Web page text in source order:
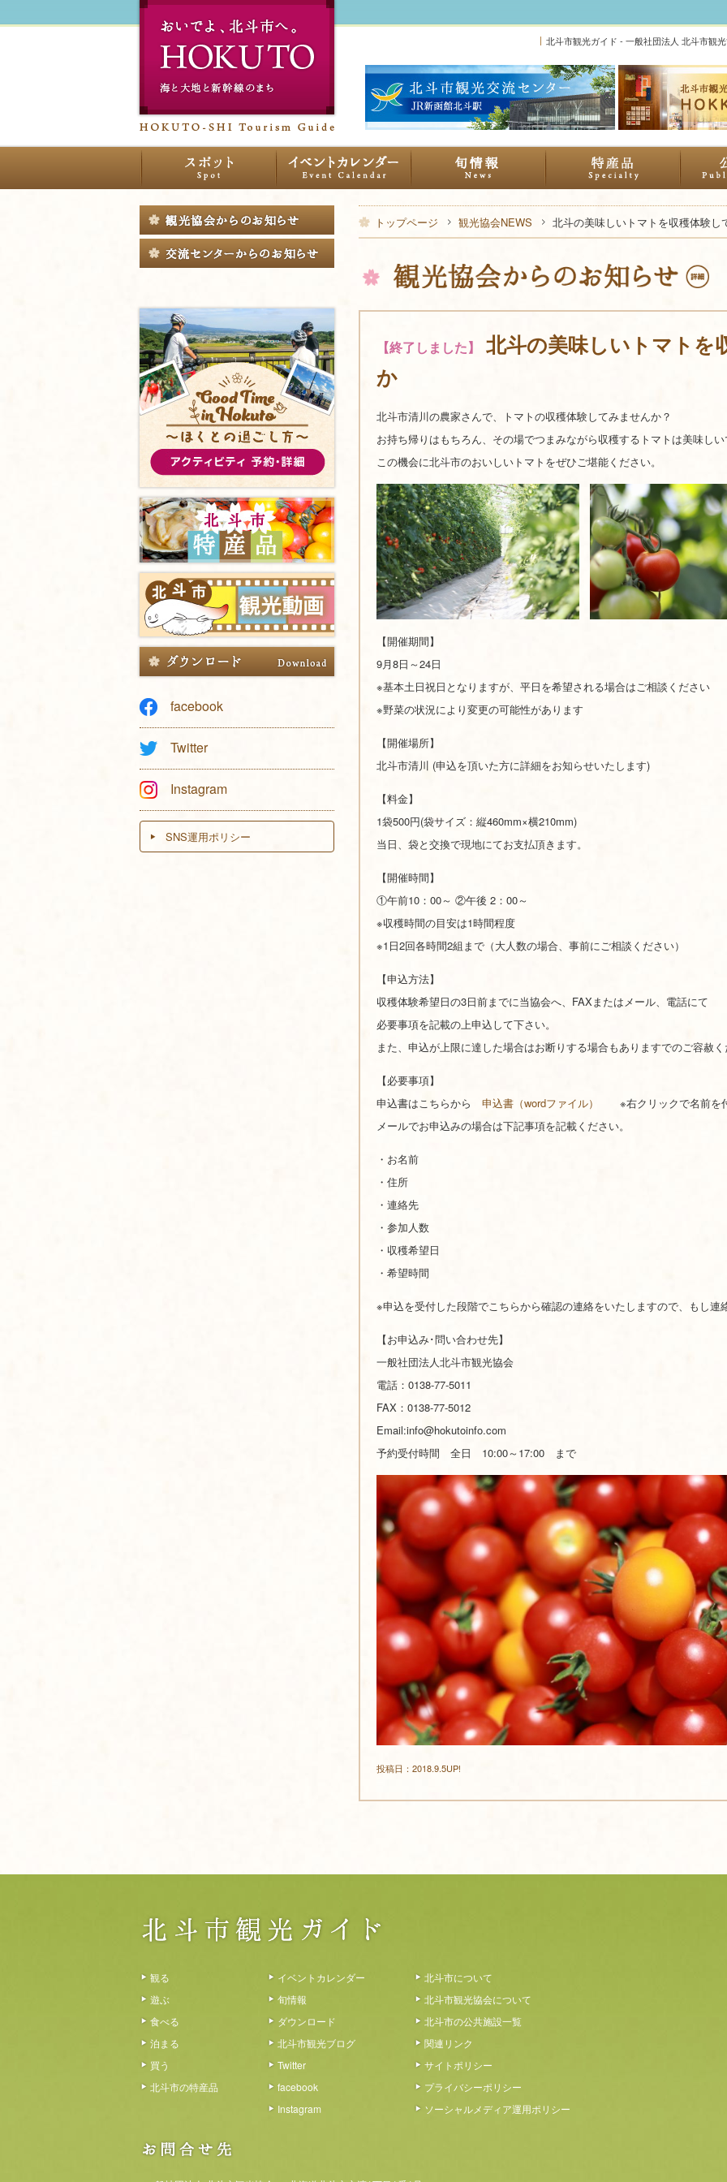
北斗市観光ガイド - 一般社団法人 北斗市観
トップページ 観光協会NEWS 北斗の美味しいトマトを収穫体験し
【終了しました】
北斗の美味しいトマトを
か
北斗市清川の農家さんで、トマトの収穫体験してみませんか？
お持ち帰りはもちろん、その場でつまみながら収穫するトマトは美味し
この機会に北斗市のおいしいトマトをぜひご堪能ください。
【開催期間】
9月8日～24日
※基本土日祝日となりますが、平日を希望される場合はご相談ください
※野菜の状況により変更の可能性があります
【開催場所】
北斗市清川 (申込を頂いた方に詳細をお知らせいたします)
【料金】
1袋500円(袋サイズ：縦460mm×横210mm)
当日、袋と交換で現地にてお支払頂きます。
【開催時間】
①午前10：00～ ②午後 2：00～
※収穫時間の目安は1時間程度
※1日2回各時間2組まで（大人数の場合、事前にご相談ください）
【申込方法】
収穫体験希望日の3日前までに当協会へ、FAXまたはメール、電話にて
必要事項を記載の上申込して下さい。
また、申込が上限に達した場合はお断りする場合もありますでのご容赦
【必要事項】
申込書はこちらから 申込書（wordファイル）
※右クリックで名前を
メールでお申込みの場合は下記事項を記載ください。
・お名前
・住所
・連絡先
・参加人数
・収穫希望日
・希望時間
※申込を受付した段階でこちらから確認の連絡をいたしますので、もし連
【お申込み･問い合わせ先】
一般社団法人北斗市観光協会
電話：0138-77-5011
FAX：0138-77-5012
Email:info@hokutoinfo.com
予約受付時間 全日 10:00～17:00 まで
投稿日：2018.9.5UP!
facebook
Twitter
Instagram
SNS運用ポリシー
観る
遊ぶ
食べる
泊まる
買う
北斗市の特産品
イベントカレンダー
旬情報
ダウンロード
北斗市観光ブログ
Twitter
facebook
Instagram
北斗市について
北斗市観光協会について
北斗市の公共施設一覧
関連リンク
サイトポリシー
プライバシーポリシー
ソーシャルメディア運用ポリシー